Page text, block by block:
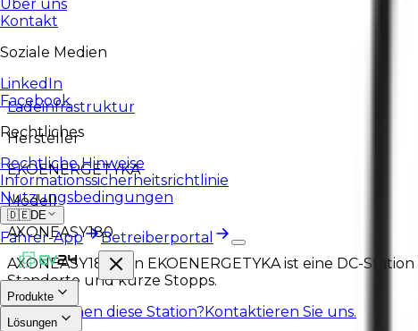
Über uns
Kontakt
Soziale Medien
LinkedIn
Facebook
Rechtliches
Rechtliche Hinweise
Informationssicherheitsrichtlinie
Nutzungsbedingungen
🇩🇪DE
Fahrer-App Betreiberportal
Produkte
Lösungen
Ladeinfrastruktur
Hersteller
EKOENERGETYKA
Modell
AXONEASY180
AXONEASY180 von EKOENERGETYKA ist eine DC-
Standorte und kurze Stopps.
Gefällt Ihnen diese Station?Kontaktieren Sie uns.